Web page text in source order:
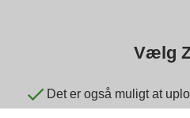
Vælg
Det er også muligt at
Vi tjekker dit logo gratis